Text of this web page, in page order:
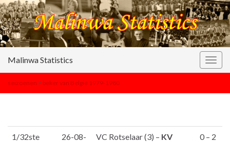
Malinwa Statistics
seizoenen > beker van België 1979-1980
1/32ste
26-08-
VC Rotselaar (3) – KV
0 – 2